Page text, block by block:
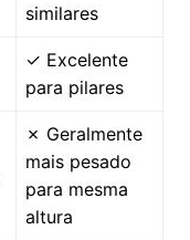
similares
✓ Excelente
para pilares
✗ Geralmente
mais pesado
para mesma
altura